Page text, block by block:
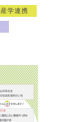
産学連携